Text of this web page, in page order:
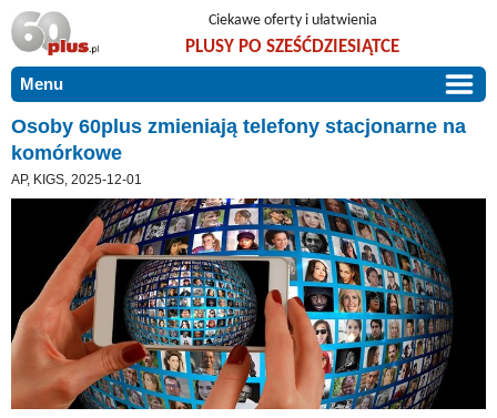
Ciekawe oferty i ułatwienia
PLUSY PO SZEŚĆDZIESIĄTCE
Menu
START
PROMOCJE
ARTYKUŁY
Szczególnie polecamy
Użyteczne porady
Szlachetne zdrowie
Mieszkaj wygodnie i bez barier
Warto wiedzieć!
DLA BLISKICH
ZGŁOŚ OFERTĘ
O NAS
KONTAKT
Osoby 60plus zmieniają telefony stacjonarne na
komórkowe
AP, KIGS, 2025-12-01